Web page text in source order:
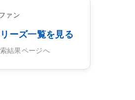
ーズ一覧を見る
結果ページへ